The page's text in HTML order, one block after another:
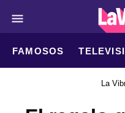
FAMOSOS
La